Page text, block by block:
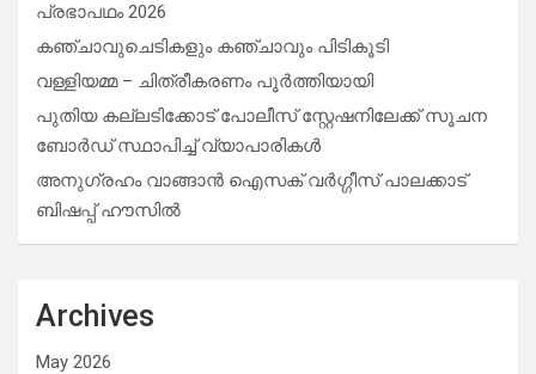
പ്രഭാപഥം 2026
കഞ്ചാവുചെടികളും കഞ്ചാവും പിടികൂടി
വള്ളിയമ്മ – ചിത്രീകരണം പൂർത്തിയായി
പുതിയ കല്ലടിക്കോട് പോലീസ് സ്റ്റേഷനിലേക്ക് സൂചന
ബോർഡ് സ്ഥാപിച്ച് വ്യാപാരികൾ
അനുഗ്രഹം വാങ്ങാൻ ഐസക് വര്‍ഗ്ഗീസ് പാലക്കാട്
ബിഷപ്പ് ഹൗസില്‍
Archives
May 2026